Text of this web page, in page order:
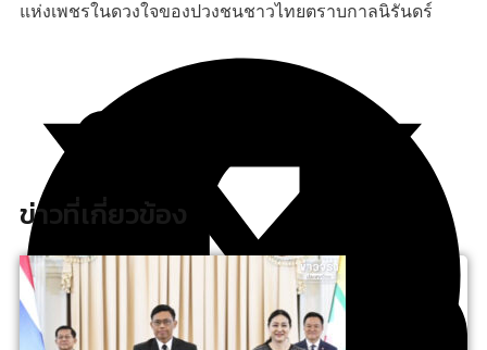
แห่งเพชรในดวงใจของปวงชนชาวไทยตราบกาลนิรันดร์
ข่าวที่เกี่ยวข้อง